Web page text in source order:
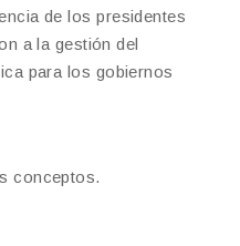
de los presidentes
a la gestión del
para los gobiernos
conceptos.